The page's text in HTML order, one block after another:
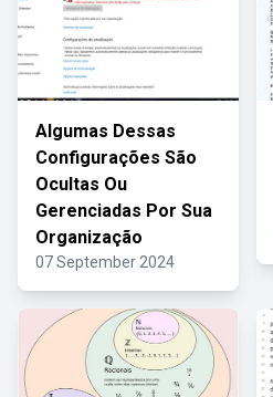
Algumas Dessas
Configurações São
Ocultas Ou
Gerenciadas Por Sua
Organização
07 September 2024